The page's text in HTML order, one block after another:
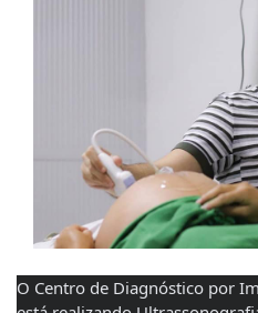
O Centro de Diagnóstico por